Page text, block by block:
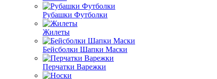
Рубашки Футболки
Жилеты
Бейсболки Шапки Маски
Перчатки Варежки